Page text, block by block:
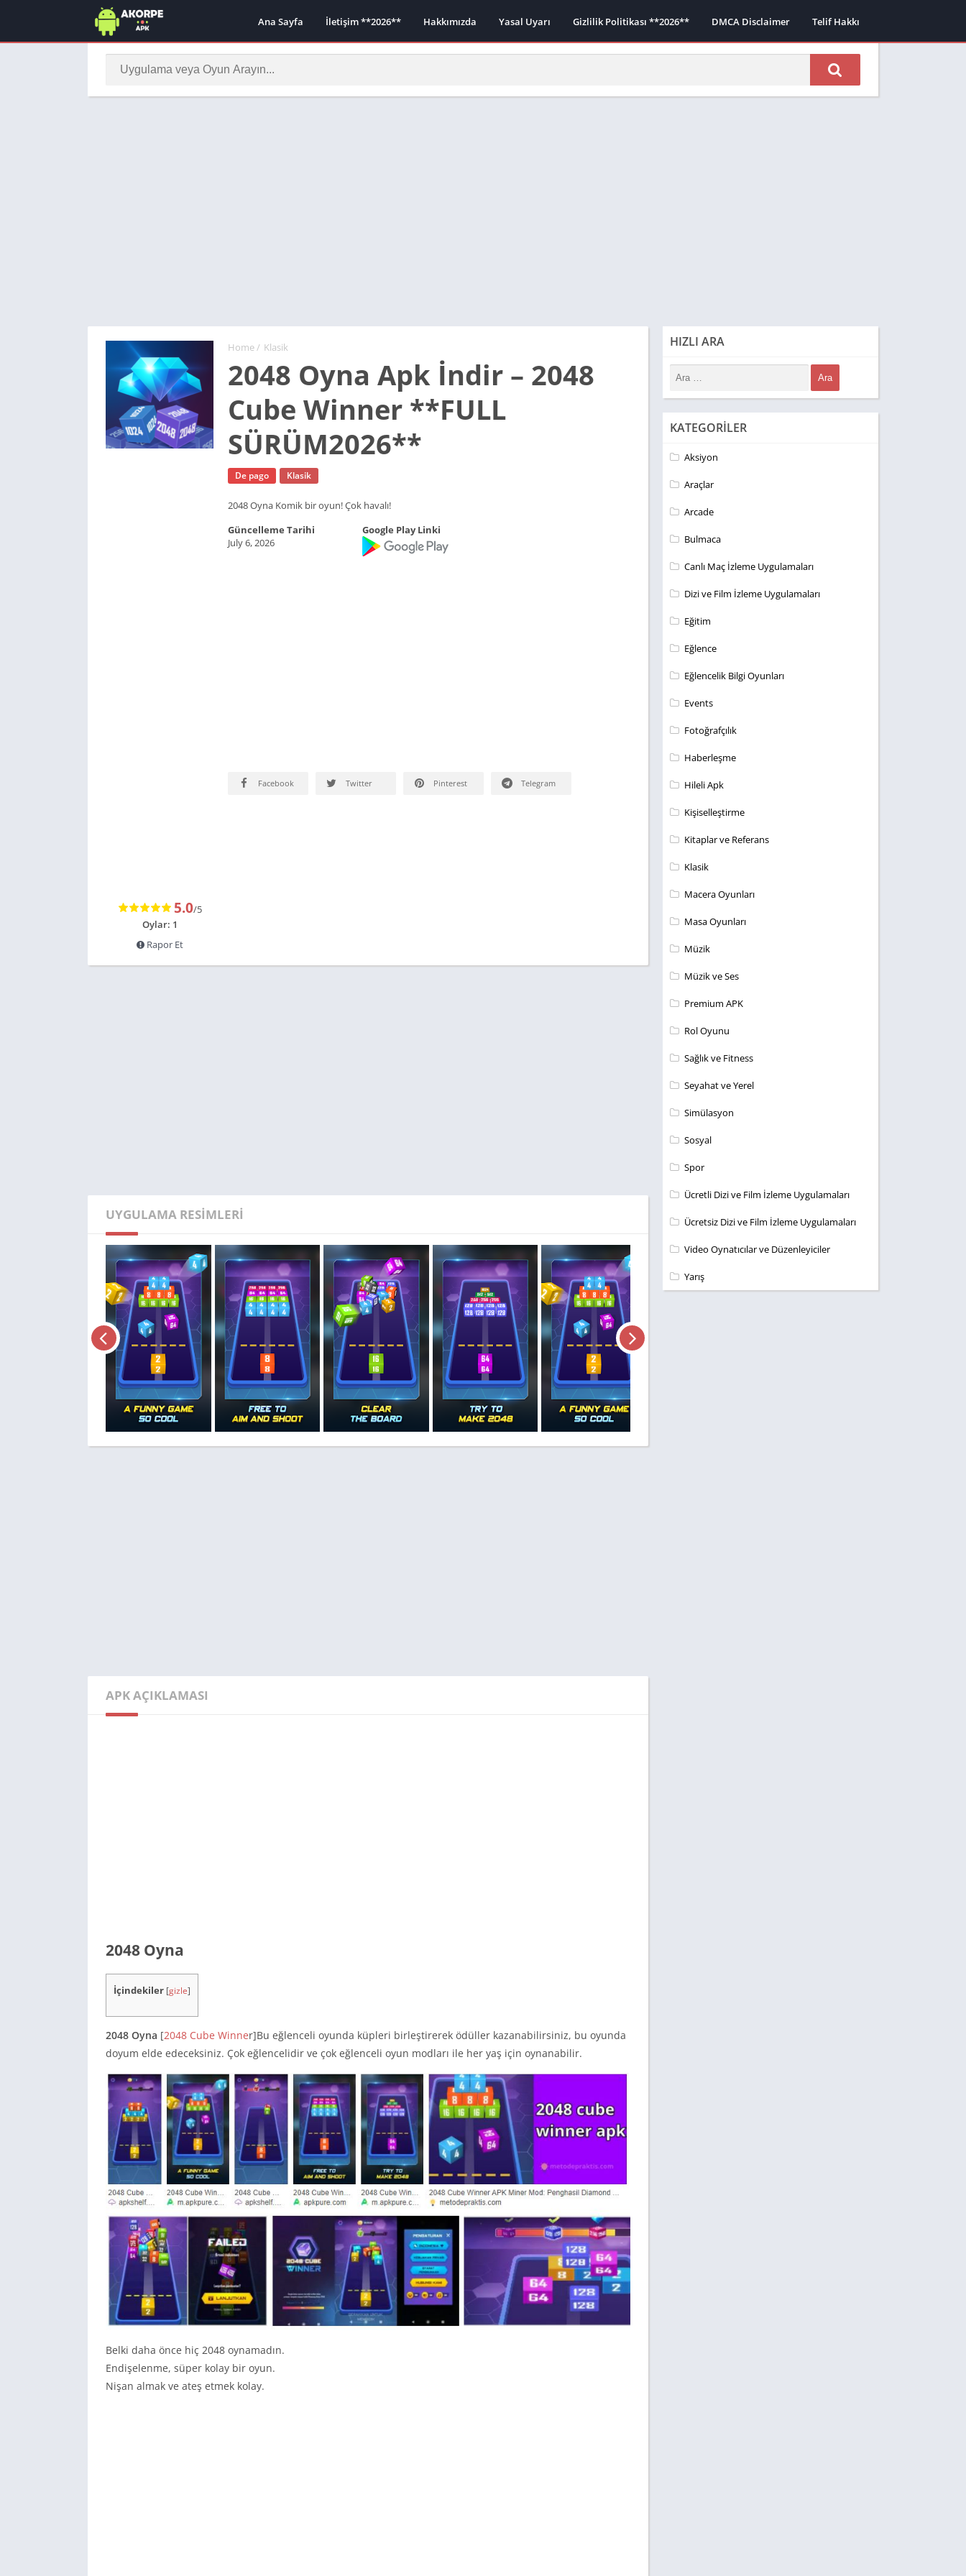
Ana Sayfa İletişim **2026** Hakkımızda Yasal Uyarı Gizlilik Politikası **2026** DMCA Disclaimer Telif Hakkı
Home/ Klasik
2048 Oyna Apk İndir – 2048
Cube Winner **FULL
SÜRÜM2026**
De pago Klasik
2048 Oyna Komik bir oyun! Çok havalı!
5.0/5
Oylar: 1
Rapor Et
Güncelleme Tarihi
July 6, 2026
Google Play Linki
Facebook Twitter Pinterest Telegram
UYGULAMA RESIMLERI
APK AÇIKLAMASI
2048 Oyna
İçindekiler [gizle]
2048 Oyna [2048 Cube Winner]Bu eğlenceli oyunda küpleri birleştirerek ödüller kazanabilirsiniz, bu oyunda
doyum elde edeceksiniz. Çok eğlencelidir ve çok eğlenceli oyun modları ile her yaş için oynanabilir.
Belki daha önce hiç 2048 oynamadın.
Endişelenme, süper kolay bir oyun.
Nişan almak ve ateş etmek kolay.
HIZLI ARA
KATEGORILER
Aksiyon
Araçlar
Arcade
Bulmaca
Canlı Maç İzleme Uygulamaları
Dizi ve Film İzleme Uygulamaları
Eğitim
Eğlence
Eğlencelik Bilgi Oyunları
Events
Fotoğrafçılık
Haberleşme
Hileli Apk
Kişiselleştirme
Kitaplar ve Referans
Klasik
Macera Oyunları
Masa Oyunları
Müzik
Müzik ve Ses
Premium APK
Rol Oyunu
Sağlık ve Fitness
Seyahat ve Yerel
Simülasyon
Sosyal
Spor
Ücretli Dizi ve Film İzleme Uygulamaları
Ücretsiz Dizi ve Film İzleme Uygulamaları
Video Oynatıcılar ve Düzenleyiciler
Yarış